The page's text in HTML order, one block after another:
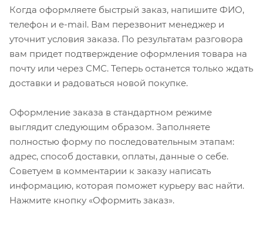
Когда оформляете быстрый заказ, напишите ФИО,
телефон и e-mail. Вам перезвонит менеджер и
уточнит условия заказа. По результатам разговора
вам придет подтверждение оформления товара на
почту или через СМС. Теперь останется только ждать
доставки и радоваться новой покупке.
Оформление заказа в стандартном режиме
выглядит следующим образом. Заполняете
полностью форму по последовательным этапам:
адрес, способ доставки, оплаты, данные о себе.
Советуем в комментарии к заказу написать
информацию, которая поможет курьеру вас найти.
Нажмите кнопку «Оформить заказ».